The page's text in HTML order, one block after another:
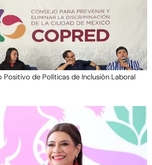
de Políticas de Inclusión Laboral